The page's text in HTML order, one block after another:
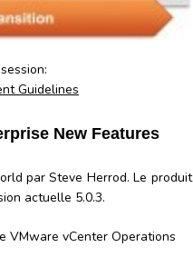
Guidelines
New Features
par Steve Herrod. Le produit
actuelle 5.0.3.
VMware vCenter Operations